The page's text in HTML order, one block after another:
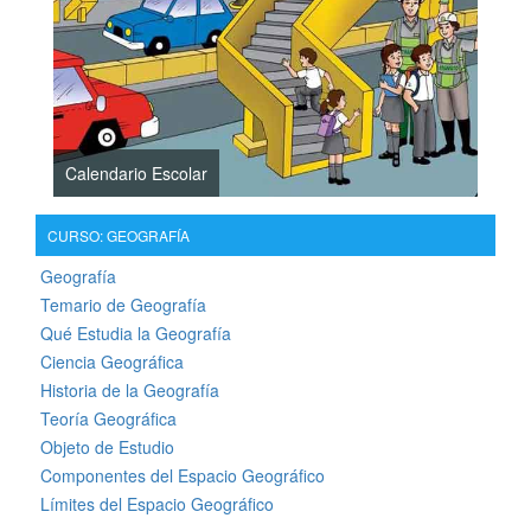
Calendario Escolar
CURSO: GEOGRAFÍA
Geografía
Temario de Geografía
Qué Estudia la Geografía
Ciencia Geográfica
Historia de la Geografía
Teoría Geográfica
Objeto de Estudio
Componentes del Espacio Geográfico
Límites del Espacio Geográfico